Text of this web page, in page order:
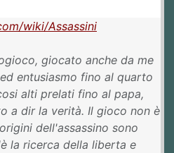
wiki/Assassini
giocato anche da me
entusiasmo fino al quarto
alti prelati fino al papa,
a dir la verità. Il gioco non è
dell'assassino sono
la ricerca della liberta e